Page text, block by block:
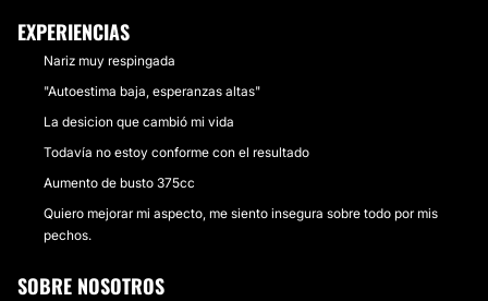
EXPERIENCIAS
Nariz muy respingada
"Autoestima baja, esperanzas altas"
La desicion que cambió mi vida
Todavía no estoy conforme con el resultado
Aumento de busto 375cc
Quiero mejorar mi aspecto, me siento insegura sobre todo por mis
pechos.
SOBRE NOSOTROS